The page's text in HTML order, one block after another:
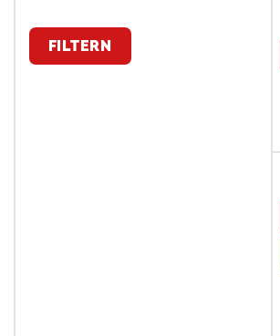
FILTERN